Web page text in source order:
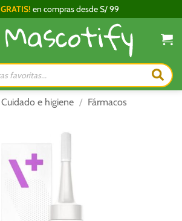
GRATIS! en compras desde S/ 99
Cuidado e higiene / Fármacos